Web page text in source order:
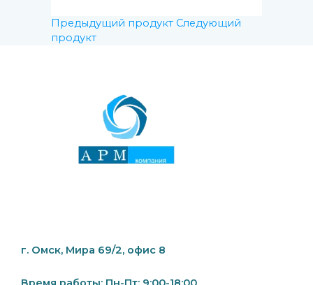
Предыдущий продукт Следующий
продукт
г. Омск, Мира 69/2, офис 8